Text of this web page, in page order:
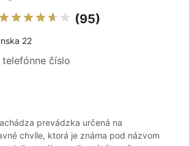
(95)
22
číslo
prevádzka určená na
chvíle, ktorá je známa pod názvom